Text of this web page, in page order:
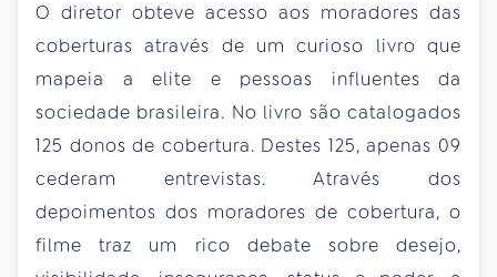
O diretor obteve acesso aos moradores das
coberturas através de um curioso livro que
mapeia a elite e pessoas influentes da
sociedade brasileira. No livro são catalogados
125 donos de cobertura. Destes 125, apenas 09
cederam entrevistas. Através dos
depoimentos dos moradores de cobertura, o
filme traz um rico debate sobre desejo,